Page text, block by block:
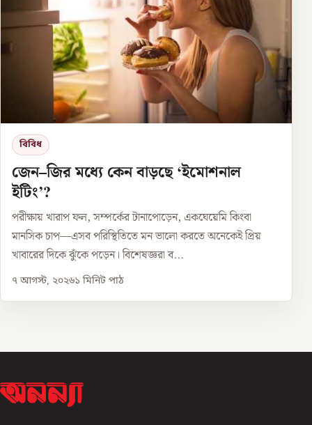
বিবিধ
জেন–জির মধ্যে কেন বাড়ছে ‘ইমোশনাল
ইটিং’?
পরীক্ষায় খারাপ ফল, সম্পর্কের টানাপোড়েন, একঘেয়েমি কিংবা
মানসিক চাপ—এসব পরিস্থিতিতে মন ভালো করতে অনেকেই প্রিয়
খাবারের দিকে ঝুঁকে পড়েন। বিশেষজ্ঞরা ব...
৭ আগস্ট, ২০২৬১ মিনিট পাঠ